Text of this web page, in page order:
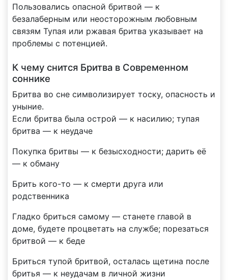
Пользовались опасной бритвой — к
безалаберным или неосторожным любовным
связям Тупая или ржавая бритва указывает на
проблемы с потенцией.
К чему снится Бритва в Современном
соннике
Бритва во сне символизирует тоску, опасность и
уныние.
Если бритва была острой — к насилию; тупая
бритва — к неудаче
Покупка бритвы — к безысходности; дарить её
— к обману
Брить кого-то — к смерти друга или
родственника
Гладко бриться самому — станете главой в
доме, будете процветать на службе; порезаться
бритвой — к беде
Бриться тупой бритвой, осталась щетина после
бритья — к неудачам в личной жизни